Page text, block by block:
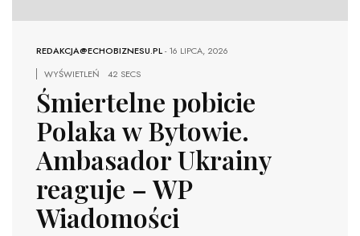
REDAKCJA@ECHOBIZNESU.PL-16 LIPCA, 2026
WYŚWIETLEŃ
42 SECS
Śmiertelne pobicie
Polaka w Bytowie.
Ambasador Ukrainy
reaguje – WP
Wiadomości